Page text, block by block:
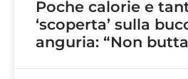
Poche calorie e
‘scoperta’ sulla
anguria: “Non